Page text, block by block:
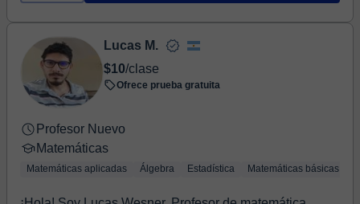
Lucas M.
$10/clase
Ofrece prueba gratuita
Profesor Nuevo
Matemáticas
Matemáticas aplicadas Álgebra Estadística Matemáticas básicas